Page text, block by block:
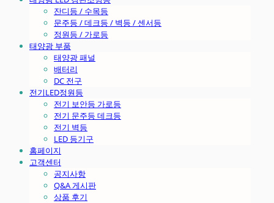
잔디등 / 수목등
문주등 / 데크등 / 벽등 / 센서등
정원등 / 가로등
태양광 부품
태양광 패널
배터리
DC 전구
전기LED정원등
전기 보안등 가로등
전기 문주등 데크등
전기 벽등
LED 등기구
홈페이지
고객센터
공지사항
Q&A 게시판
상품 후기